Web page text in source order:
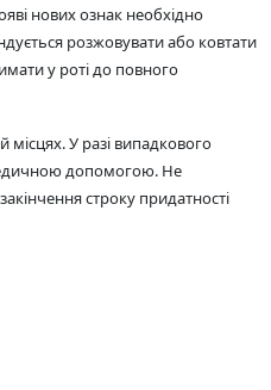
нових ознак необхідно
розжовувати або ковтати
у роті до повного
місцях. У разі випадкового
допомогою. Не
строку придатності